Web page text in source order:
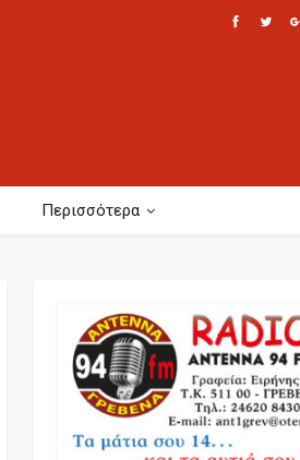
Περισσότερα